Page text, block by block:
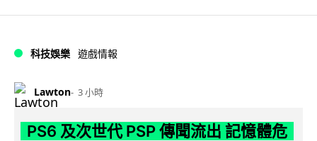
科技娛樂 遊戲情報
Lawton 3 小時
PS6 及次世代 PSP 傳聞流出 記憶體危